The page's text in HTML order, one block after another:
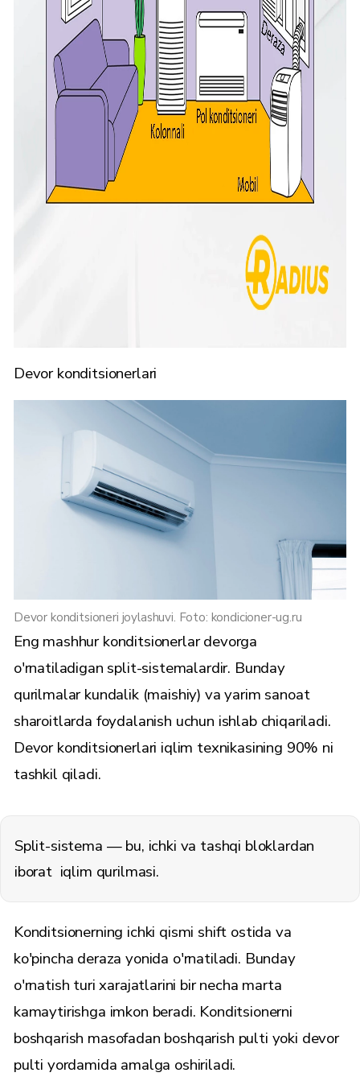
Devor konditsionerlari
Devor konditsioneri joylashuvi. Foto: kondicioner-ug.ru
Eng mashhur konditsionerlar devorga
o'rnatiladigan split-sistemalardir. Bunday
qurilmalar kundalik (maishiy) va yarim sanoat
sharoitlarda foydalanish uchun ishlab chiqariladi.
Devor konditsionerlari iqlim texnikasining 90% ni
tashkil qiladi.
Split-sistema — bu, ichki va tashqi bloklardan
iborat iqlim qurilmasi.
Konditsionerning ichki qismi shift ostida va
ko'pincha deraza yonida o'rnatiladi. Bunday
o'rnatish turi xarajatlarini bir necha marta
kamaytirishga imkon beradi. Konditsionerni
boshqarish masofadan boshqarish pulti yoki devor
pulti yordamida amalga oshiriladi.